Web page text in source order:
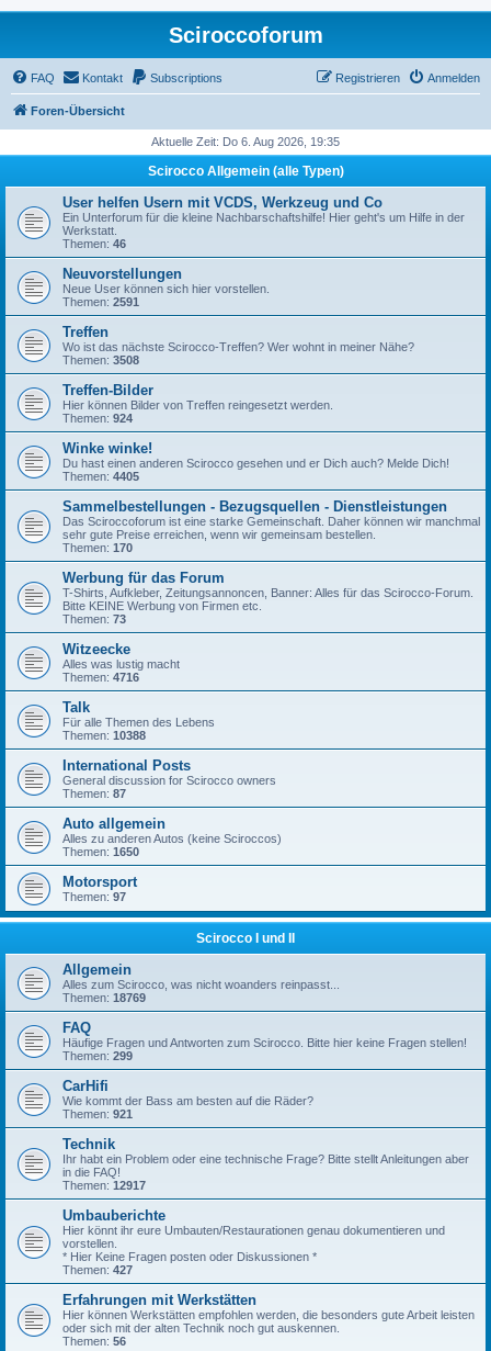
Sciroccoforum
FAQ Kontakt Subscriptions Anmelden
Registrieren
Foren-Übersicht
Aktuelle Zeit: Do 6. Aug 2026, 19:35
Scirocco Allgemein (alle Typen)
User helfen Usern mit VCDS, Werkzeug und Co
Ein Unterforum für die kleine Nachbarschaftshilfe! Hier geht's um Hilfe in der
Werkstatt.
Themen: 46
Neuvorstellungen
Neue User können sich hier vorstellen.
Themen: 2591
Treffen
Wo ist das nächste Scirocco-Treffen? Wer wohnt in meiner Nähe?
Themen: 3508
Treffen-Bilder
Hier können Bilder von Treffen reingesetzt werden.
Themen: 924
Winke winke!
Du hast einen anderen Scirocco gesehen und er Dich auch? Melde Dich!
Themen: 4405
Sammelbestellungen - Bezugsquellen - Dienstleistungen
Das Sciroccoforum ist eine starke Gemeinschaft. Daher können wir manchmal
sehr gute Preise erreichen, wenn wir gemeinsam bestellen.
Themen: 170
Werbung für das Forum
T-Shirts, Aufkleber, Zeitungsannoncen, Banner: Alles für das Scirocco-Forum.
Bitte KEINE Werbung von Firmen etc.
Themen: 73
Witzeecke
Alles was lustig macht
Themen: 4716
Talk
Für alle Themen des Lebens
Themen: 10388
International Posts
General discussion for Scirocco owners
Themen: 87
Auto allgemein
Alles zu anderen Autos (keine Sciroccos)
Themen: 1650
Motorsport
Themen: 97
Scirocco I und II
Allgemein
Alles zum Scirocco, was nicht woanders reinpasst...
Themen: 18769
FAQ
Häufige Fragen und Antworten zum Scirocco. Bitte hier keine Fragen stellen!
Themen: 299
CarHifi
Wie kommt der Bass am besten auf die Räder?
Themen: 921
Technik
Ihr habt ein Problem oder eine technische Frage? Bitte stellt Anleitungen aber
in die FAQ!
Themen: 12917
Umbauberichte
Hier könnt ihr eure Umbauten/Restaurationen genau dokumentieren und
vorstellen.
* Hier Keine Fragen posten oder Diskussionen *
Themen: 427
Erfahrungen mit Werkstätten
Hier können Werkstätten empfohlen werden, die besonders gute Arbeit leisten
oder sich mit der alten Technik noch gut auskennen.
Themen: 56